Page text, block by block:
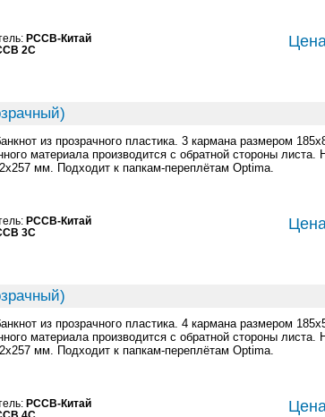
PCCB-Китай
2C
из прозрачного пластика. 3 кармана размером
материала производится с обратной стороны листа.
мм. Подходит к папкам-переплётам Optima.
PCCB-Китай
3C
из прозрачного пластика. 4 кармана размером
материала производится с обратной стороны листа.
мм. Подходит к папкам-переплётам Optima.
PCCB-Китай